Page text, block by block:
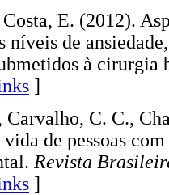
E. (2012).
níveis de
à
]
Carvalho, C. C.,
de pessoas
Revista
]